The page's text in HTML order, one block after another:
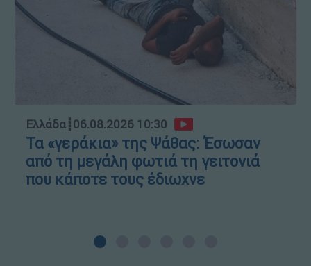
Ελλάδα┋06.08.2026 10:30
Τα «γεράκια» της Ψάθας: Έσωσαν
από τη μεγάλη φωτιά τη γειτονιά
που κάποτε τους έδιωχνε